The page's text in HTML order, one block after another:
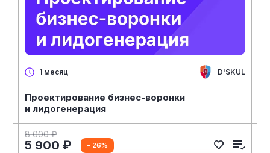
1 месяц D'SKUL
Проектирование бизнес-воронки
и лидогенерация
8 000 ₽
5 900 ₽ - 26%